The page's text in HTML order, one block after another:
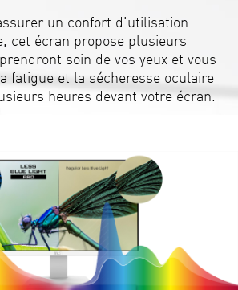
un confort d'utilisation
cet écran propose plusieurs
soin de vos yeux et vous
fatigue et la sécheresse oculaire
heures devant votre écran.